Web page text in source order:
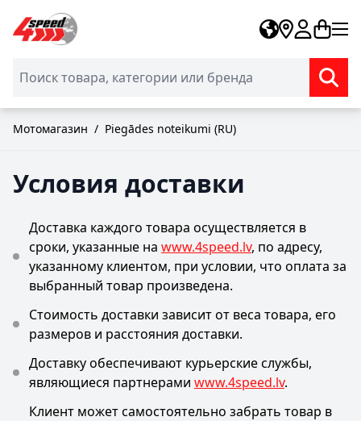
Skip to Content
Мотомагазин / Piegādes noteikumi (RU)
Условия доставки
Доставка каждого товара осуществляется в
сроки, указанные на www.4speed.lv, по адресу,
указанному клиентом, при условии, что оплата за
выбранный товар произведена.
Стоимость доставки зависит от веса товара, его
размеров и расстояния доставки.
Доставку обеспечивают курьерские службы,
являющиеся партнерами www.4speed.lv.
Клиент может самостоятельно забрать товар в